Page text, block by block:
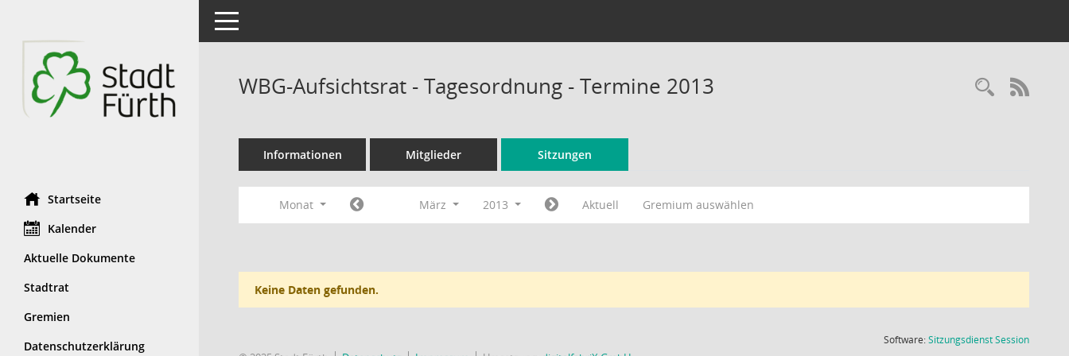
Startseite
Kalender
Aktuelle Dokumente
Stadtrat
Gremien
Datenschutzerklärung
Toggle navigation
WBG-Aufsichtsrat - Tagesordnung - Termine 2013
Informationen Mitglieder Sitzungen
Monat März 2013 Aktuell Gremium auswählen
Keine Daten gefunden.
Software:SitzungsdienstSession(Wird in